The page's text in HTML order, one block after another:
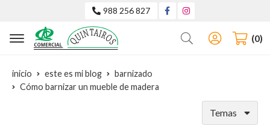
988 256 827
Buscar 0
inicio este es mi blog
barnizado
Cómo barnizar un mueble de madera
Temas